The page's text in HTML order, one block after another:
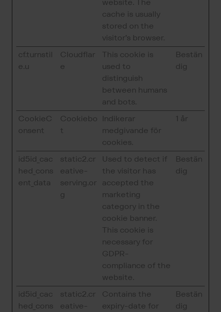
website. The
cache is usually
stored on the
visitor’s browser.
cf.turnstil
e.u
Cloudflar
e
This cookie is
used to
distinguish
between humans
and bots.
Bestän
dig
CookieC
onsent
Cookiebo
t
Indikerar
medgivande för
cookies.
1 år
id5id_cac
hed_cons
ent_data
static2.cr
eative-
serving.or
g
Used to detect if
the visitor has
accepted the
marketing
category in the
cookie banner.
This cookie is
necessary for
GDPR-
compliance of the
website.
Bestän
dig
id5id_cac
hed_cons
static2.cr
eative-
Contains the
expiry-date for
Bestän
dig